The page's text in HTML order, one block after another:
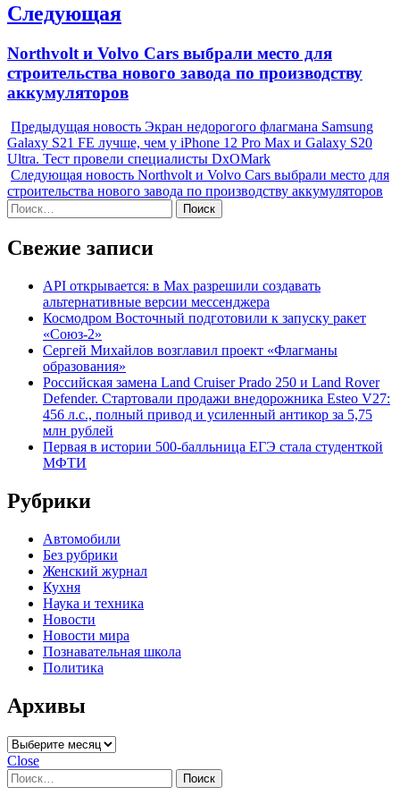
Следующая
Next
Northvolt и Volvo Cars выбрали место для
строительства нового завода по производству
аккумуляторов
Предыдущая новость Экран недорогого флагмана Samsung
Galaxy S21 FE лучше, чем у iPhone 12 Pro Max и Galaxy S20
Ultra. Тест провели специалисты DxOMark
Следующая новость Northvolt и Volvo Cars выбрали место для
строительства нового завода по производству аккумуляторов
Найти:
Свежие записи
API открывается: в Max разрешили создавать
альтернативные версии мессенджера
Космодром Восточный подготовили к запуску ракет
«Союз-2»
Сергей Михайлов возглавил проект «Флагманы
образования»
Российская замена Land Cruiser Prado 250 и Land Rover
Defender. Стартовали продажи внедорожника Esteo V27:
456 л.с., полный привод и усиленный антикор за 5,75
млн рублей
Первая в истории 500-балльница ЕГЭ стала студенткой
МФТИ
Рубрики
Автомобили
Без рубрики
Женский журнал
Кухня
Наука и техника
Новости
Новости мира
Познавательная школа
Политика
Архивы
Архивы
Close
Найти: